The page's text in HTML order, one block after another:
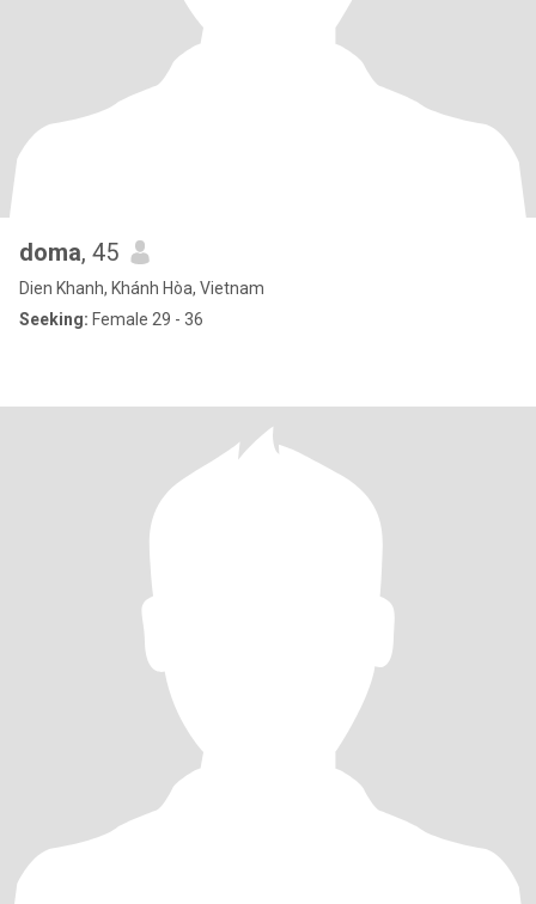
doma, 45
Dien Khanh, Khánh Hòa, Vietnam
Seeking: Female 29 - 36